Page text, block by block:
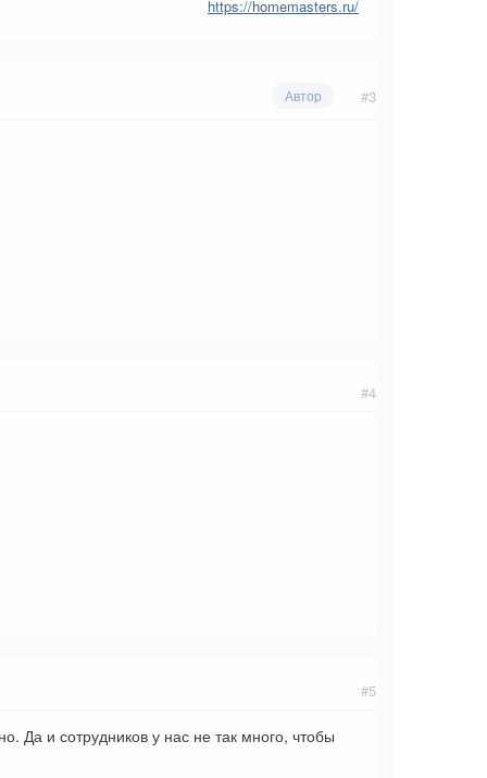
https://homemasters.ru/
Автор #3
#4
#5
Да и сотрудников у нас не так много, чтобы